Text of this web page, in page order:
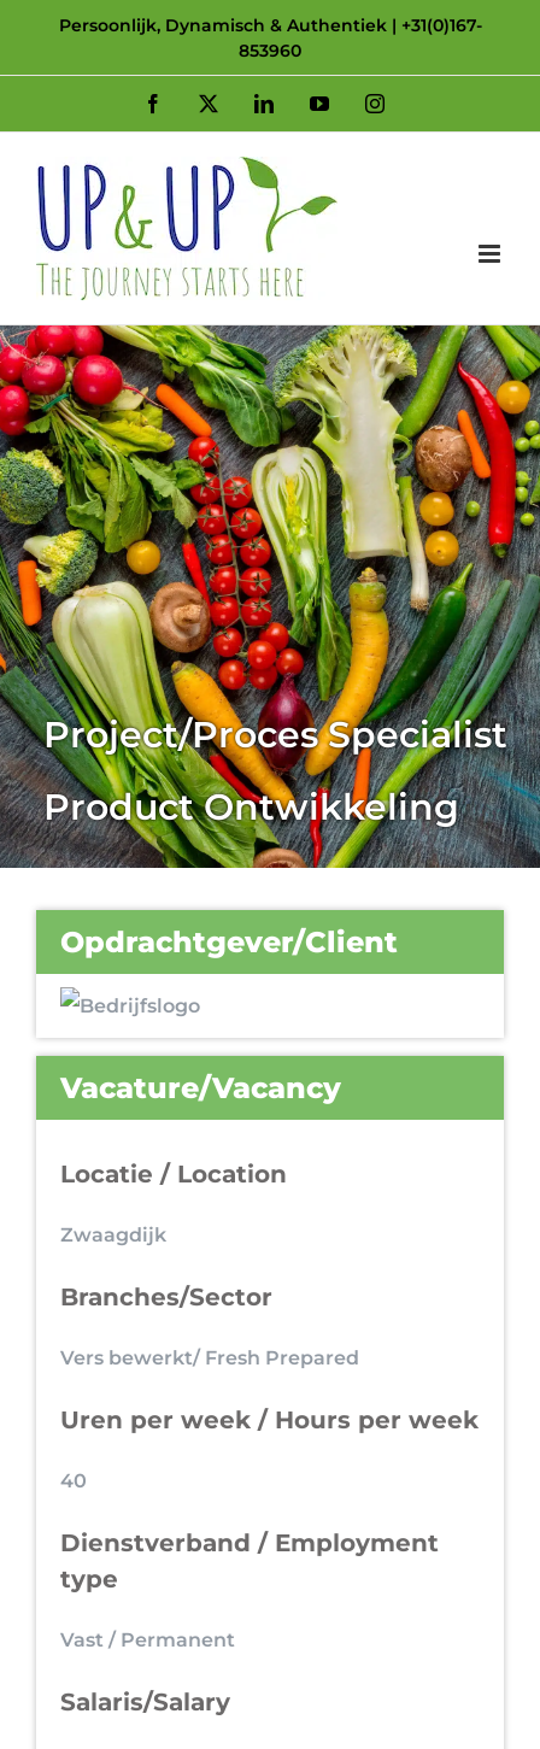
Persoonlijk, Dynamisch & Authentiek | +31(0)167-
853960
Facebook LinkedInYouTubeInstagram
Project/Proces Specialist
Product Ontwikkeling
Opdrachtgever/Client
Vacature/Vacancy
Locatie / Location
Zwaagdijk
Branches/Sector
Vers bewerkt/ Fresh Prepared
Uren per week / Hours per week
40
Dienstverband / Employment
type
Vast / Permanent
Salaris/Salary